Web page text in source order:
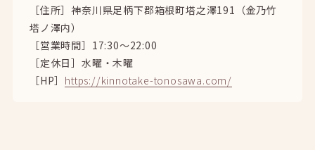
［住所］神奈川県足柄下郡箱根町塔之澤191（金乃竹
塔ノ澤内）
［営業時間］17:30〜22:00
［定休日］水曜・木曜
［HP］ https://kinnotake-tonosawa.com/